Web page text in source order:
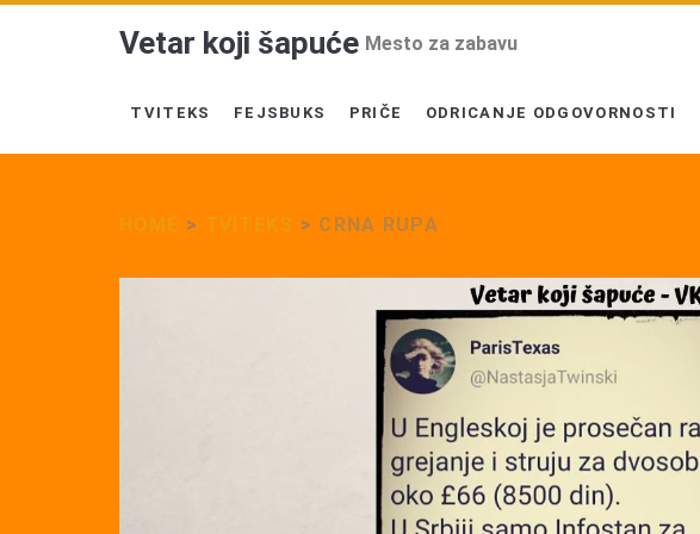
Vetar koji šapuće Mesto za zabavu
TVITEKS FEJSBUKS PRIČE ODRICANJE ODGOVORNOSTI
> > CRNA RUPA